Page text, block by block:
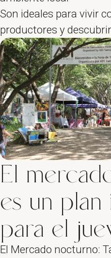
Son ideales para vivir
productores y
El
es un
para el
El Mercado nocturno: